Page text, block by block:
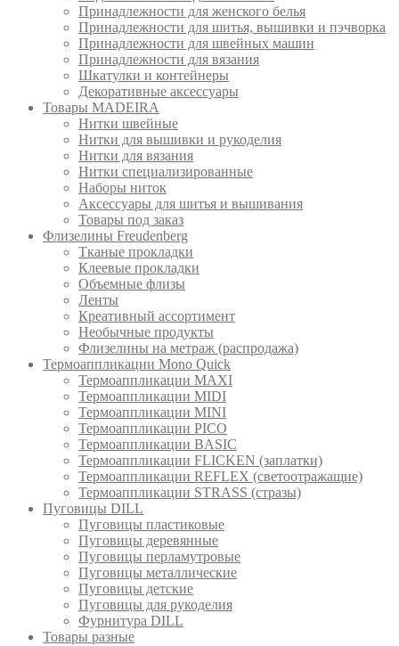
Принадлежности для женского белья
Принадлежности для шитья, вышивки и пэчворка
Принадлежности для швейных машин
Принадлежности для вязания
Шкатулки и контейнеры
Декоративные аксессуары
Товары MADEIRA
Нитки швейные
Нитки для вышивки и рукоделия
Нитки для вязания
Нитки специализированные
Наборы ниток
Аксессуары для шитья и вышивания
Товары под заказ
Флизелины Freudenberg
Тканые прокладки
Клеевые прокладки
Объемные флизы
Ленты
Креативный ассортимент
Необычные продукты
Флизелины на метраж (распродажа)
Термоаппликации Mono Quick
Термоаппликации MAXI
Термоаппликации MIDI
Термоаппликации MINI
Термоаппликации PICO
Термоаппликации BASIC
Термоаппликации FLICKEN (заплатки)
Термоаппликации REFLEX (светоотражащие)
Термоаппликации STRASS (стразы)
Пуговицы DILL
Пуговицы пластиковые
Пуговицы деревянные
Пуговицы перламутровые
Пуговицы металлические
Пуговицы детские
Пуговицы для рукоделия
Фурнитура DILL
Товары разные